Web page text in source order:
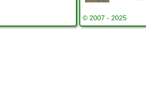
© 2007 - 2025